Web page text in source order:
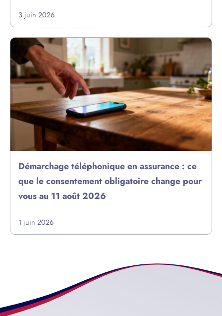
3 juin 2026
Démarchage téléphonique en assurance : ce
que le consentement obligatoire change pour
vous au 11 août 2026
1 juin 2026